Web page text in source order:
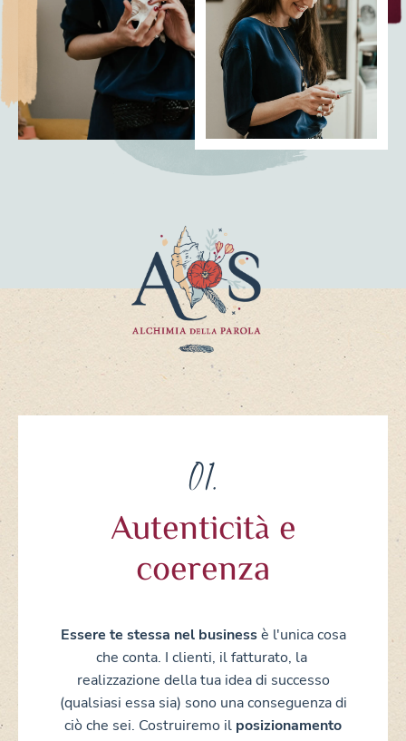
01.
Autenticità e
coerenza
Essere te stessa nel businessè l'unica cosa
che conta. I clienti, il fatturato, la
realizzazione della tua idea di successo
(qualsiasi essa sia) sono una conseguenzadi
ciò che sei. Costruiremo il posizionamento